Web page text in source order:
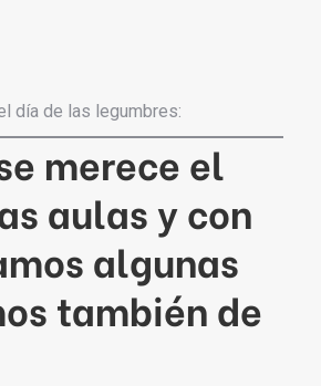
día de las legumbres:
merece el
aulas y con
algunas
también de